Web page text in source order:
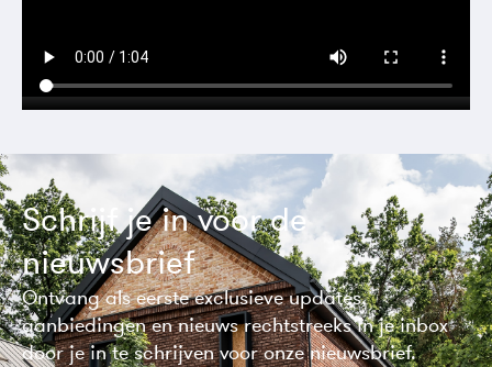
Schrijf je in voor de
nieuwsbrief
Ontvang als eerste exclusieve updates,
aanbiedingen en nieuws rechtstreeks in je inbox
door je in te schrijven voor onze nieuwsbrief.